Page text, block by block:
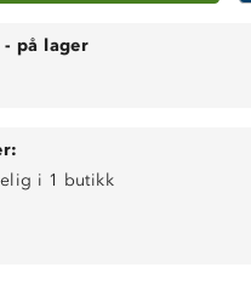
- på lager
i 1 butikk